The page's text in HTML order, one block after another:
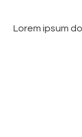
Lorem ipsum